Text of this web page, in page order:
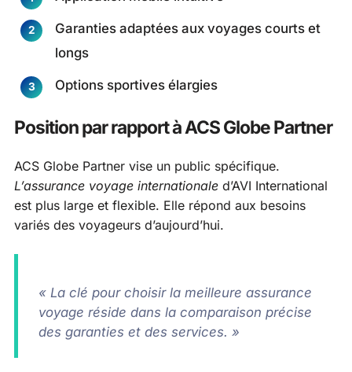
Garanties adaptées aux voyages courts et
longs
Options sportives élargies
Position par rapport à ACS Globe Partner
ACS Globe Partner vise un public spécifique.
L’assurance voyage internationale d’AVI International
est plus large et flexible. Elle répond aux besoins
variés des voyageurs d’aujourd’hui.
« La clé pour choisir la meilleure assurance
voyage réside dans la comparaison précise
des garanties et des services. »